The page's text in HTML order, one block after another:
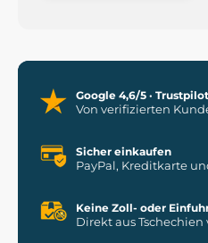
Google 4,6/5 ·
Von verifizierten
Sicher einkaufen
PayPal, Kreditkarte
Keine Zoll- oder
Direkt aus Tschechien